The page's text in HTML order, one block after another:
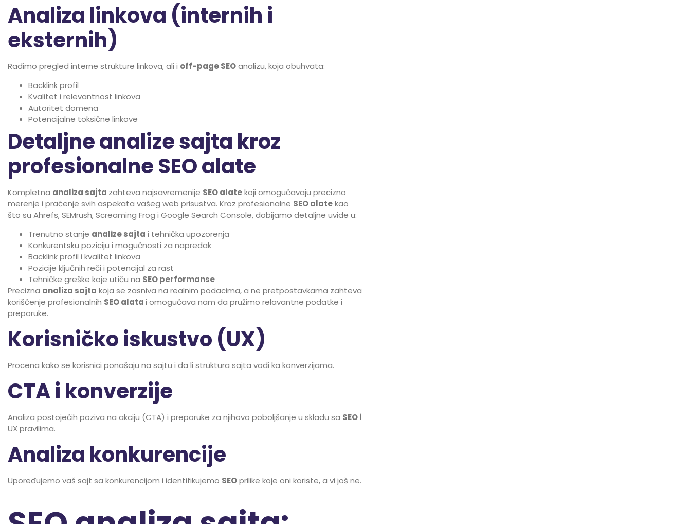
Analiza linkova (internih i
eksternih)
Radimo pregled interne strukture linkova, ali i off-page SEOanalizu, koja obuhvata:
Backlink profil
Kvalitet i relevantnost linkova
Autoritet domena
Potencijalne toksične linkove
Detaljne analize sajta kroz
profesionalne SEO alate
Kompletna analiza sajta zahteva najsavremenije SEO alatekoji omogućavaju precizno
merenje i praćenje svih aspekata vašeg web prisustva. Kroz profesionalne SEO alatekao
što su Ahrefs, SEMrush, Screaming Frog i Google Search Console, dobijamo detaljne uvide u:
Trenutno stanje analize sajta i tehnička upozorenja
Konkurentsku poziciju i mogućnosti za napredak
Backlink profil i kvalitet linkova
Pozicije ključnih reči i potencijal za rast
Tehničke greške koje utiču na SEO performanse
Precizna analiza sajta koja se zasniva na realnim podacima, a ne pretpostavkama zahteva
korišćenje profesionalnih SEO alatai omogućava nam da pružimo relavantne podatke i
preporuke.
Korisničko iskustvo (UX)
Procena kako se korisnici ponašaju na sajtu i da li struktura sajta vodi ka konverzijama.
CTA i konverzije
Analiza postojećih poziva na akciju (CTA) i preporuke za njihovo poboljšanje u skladu sa SEO i
UX pravilima.
Analiza konkurencije
Upoređujemo vaš sajt sa konkurencijom i identifikujemo SEOprilike koje oni koriste, a vi još ne.